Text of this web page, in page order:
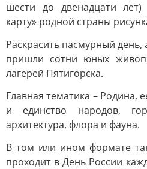
шести до двенадцати лет)
карту» родной страны
Раскрасить пасмурный день,
пришли сотни юных
лагерей Пятигорска.
Главная тематика – Родина,
и единство народов,
архитектура, флора и фауна.
В том или ином формате
проходит в День России